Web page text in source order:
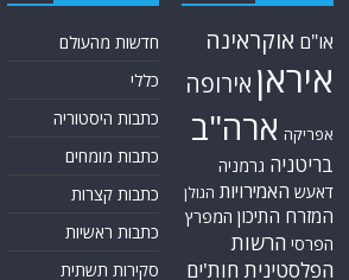
או"ם אוקראינה
איראן אירופה
אפריקה ארה"ב
בריטניה גרמניה
דאעש האמירויות הגולן
המזרח התיכון המפרץ
הפרסי הרשות
הפלסטינית חות'ים
חדשות מהעולם
כללי
כתבות היסטוריה
כתבות מומחים
כתבות קצרות
כתבות ראשיות
סקירות תשתית